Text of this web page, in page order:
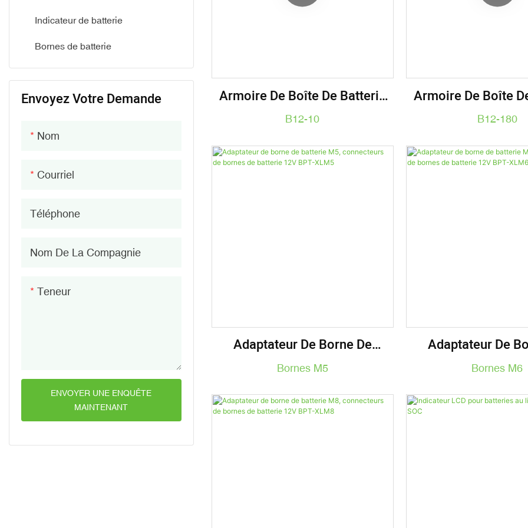
Batterie au lithium-ion 96 V
Batterie au lithium-ion 144 V
Indicateur de batterie
Bornes de batterie
Envoyez Votre Demande
Nom
Courriel
Téléphone
Nom De La Compagnie
Teneur
ENVOYER UNE ENQUÊTE
MAINTENANT
Armoire De Boîte De Batterie
Au Lithium ABS IP65 Pour
B12-10
Armoire De Boîte
Au Lithium ABS IP65
280AH 24V 20AH
B12-180
Adaptateur De Borne De
Batterie M5, Connecteurs De
XLM5
Bornes M5
Adaptateur De
Batterie M6,
XLM6
Bornes M6